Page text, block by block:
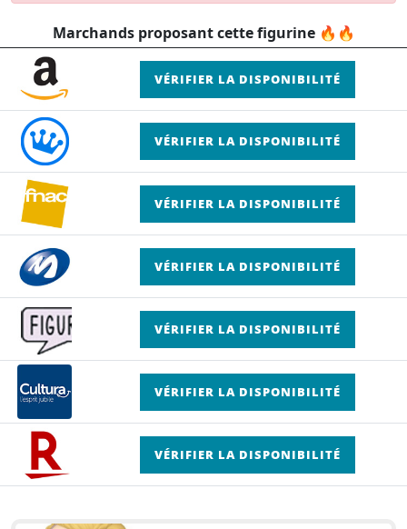
Marchands proposant cette figurine 🔥🔥
VÉRIFIER LA DISPONIBILITÉ
VÉRIFIER LA DISPONIBILITÉ
VÉRIFIER LA DISPONIBILITÉ
VÉRIFIER LA DISPONIBILITÉ
VÉRIFIER LA DISPONIBILITÉ
VÉRIFIER LA DISPONIBILITÉ
VÉRIFIER LA DISPONIBILITÉ